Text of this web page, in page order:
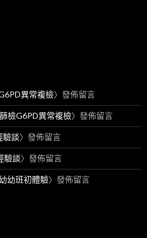
異常複檢〉發佈留言
檢G6PD異常複檢〉發佈留言
驗談〉發佈留言
驗談〉發佈留言
幼班初體驗〉發佈留言